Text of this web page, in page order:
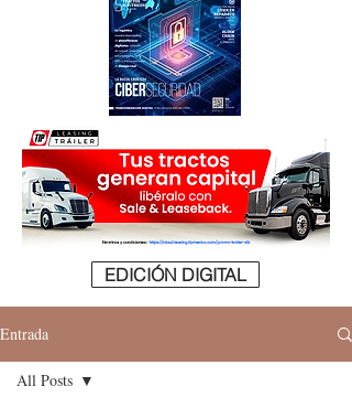
EDICIÓN DIGITAL
Entrada
All Posts